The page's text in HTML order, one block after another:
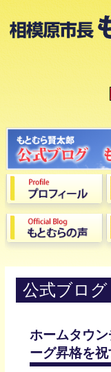
公式ブロ
ホームタウ
ーグ昇格を